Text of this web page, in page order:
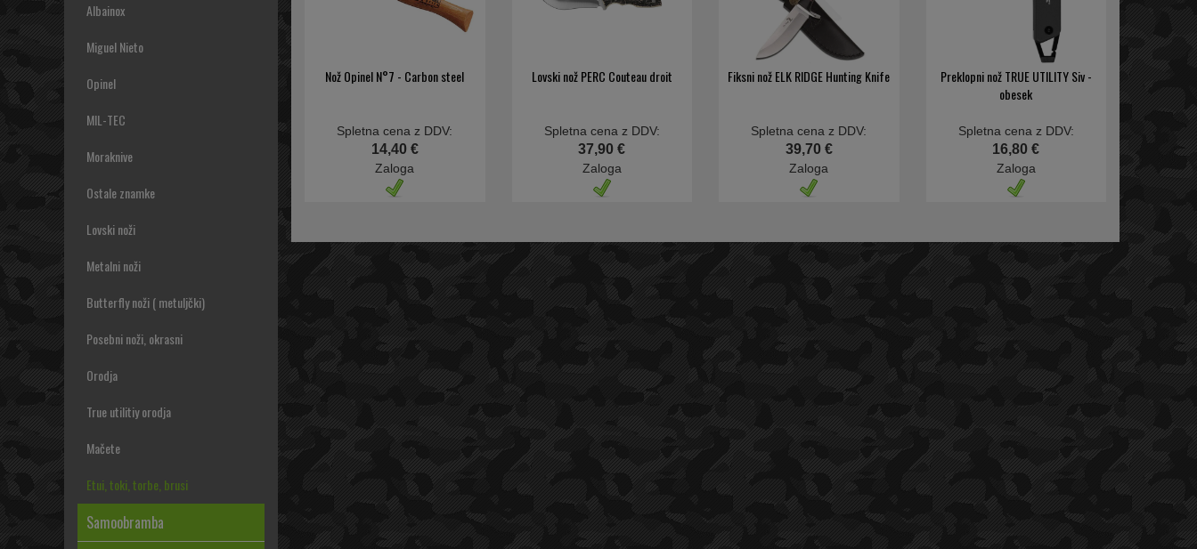
Albainox
Miguel Nieto
Opinel
MIL-TEC
Moraknive
Ostale znamke
Lovski noži
Metalni noži
Butterfly noži ( metuljčki)
Posebni noži, okrasni
Orodja
True utilitiy orodja
Mačete
Etui, toki, torbe, brusi
Samoobramba
Nož Opinel N°7 - Carbon steel
Spletna cena z DDV:
14,40 €
Zaloga
Lovski nož PERC Couteau droit
Spletna cena z DDV:
37,90 €
Zaloga
Fiksni nož ELK RIDGE Hunting Knife
Spletna cena z DDV:
39,70 €
Zaloga
Preklopni nož TRUE UTILITY Siv -
obesek
Spletna cena z DDV:
16,80 €
Zaloga